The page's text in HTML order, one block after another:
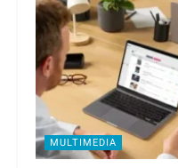
MULTIMEDIA